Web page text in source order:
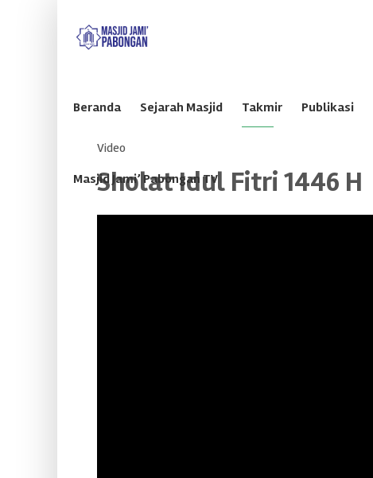
Beranda Sejarah Masjid Takmir Publikasi
Masjid Jami’ Pabongan TV
Video
Sholat Idul Fitri 1446 H